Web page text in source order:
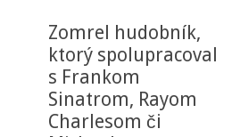
Zomrel hudobník,
ktorý spolupracoval
s Frankom
Sinatrom, Rayom
Charlesom či